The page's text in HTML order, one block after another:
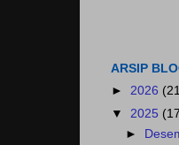
ARSIP
► 2026
▼ 2025
►